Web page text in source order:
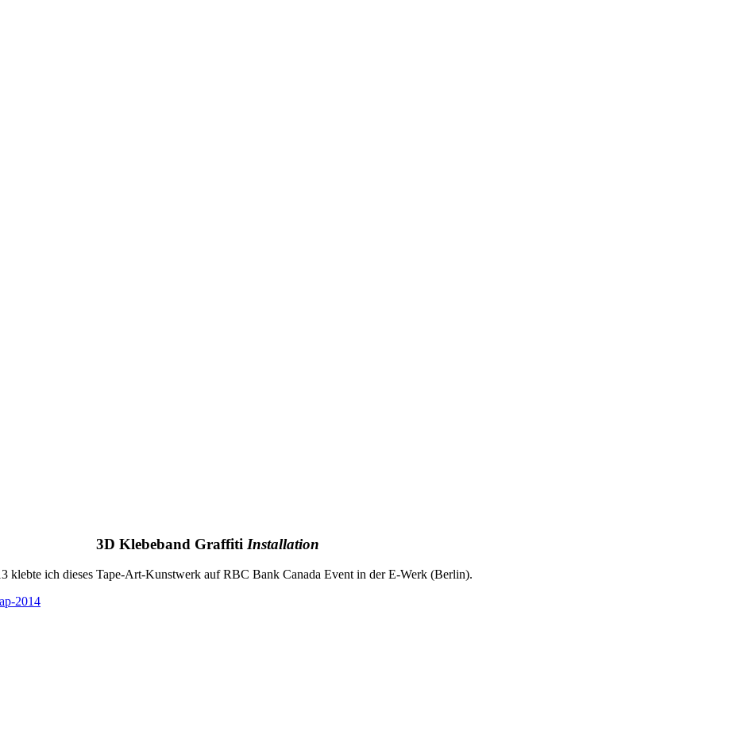
3D Klebeband Graffiti Installation
klebte ich dieses Tape-Art-Kunstwerk auf RBC Bank Canada Event in der E-Werk (Berlin).